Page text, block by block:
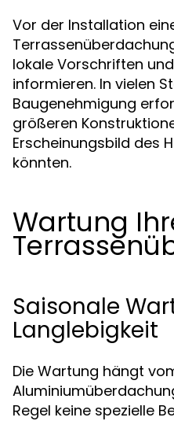
Vor der Installation
lokale Vorschriften
informieren. In vielen
Baugenehmigung
größeren
Erscheinungsbild des
könnten.
Wartung
Saisonale
Langlebigkeit
Die Wartung hängt
Regel keine spezielle